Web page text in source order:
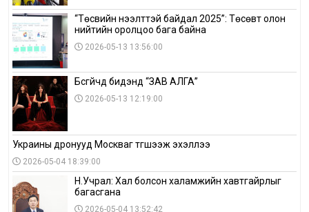
“Төсвийн нээлттэй байдал 2025”: Төсөвт олон
нийтийн оролцоо бага байна
2026-05-13 13:56:00
Бүсгүйчүүд бидэнд “ЗАВ АЛГА”
2026-05-13 12:19:00
Украины дронууд Москваг түгшээж эхэллээ
2026-05-04 18:39:00
Н.Учрал: Хал болсон халамжийн хавтгайрлыг
багасгана
2026-05-04 13:52:42